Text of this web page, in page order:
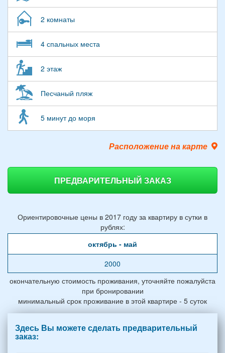
2 комнаты
4 спальных места
2 этаж
Песчаный пляж
5 минут до моря
Расположение на карте
ПРЕДВАРИТЕЛЬНЫЙ ЗАКАЗ
Ориентировочные цены в 2017 году за квартиру в сутки в
рублях:
октябрь - май
2000
окончательную стоимость проживания, уточняйте пожалуйста
при бронировании
минимальный срок проживание в этой квартире - 5 суток
Здесь Вы можете сделать предварительный
заказ: